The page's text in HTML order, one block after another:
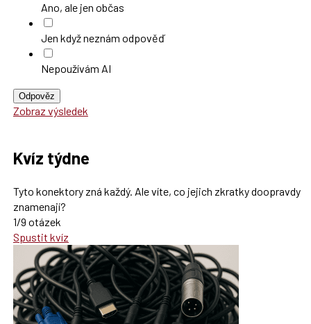
Ano, ale jen občas
Jen když neznám odpověď
Nepoužívám AI
Odpověz
Zobraz výsledek
Kvíz týdne
Tyto konektory zná každý. Ale víte, co jejich zkratky doopravdy
znamenají?
1/9 otázek
Spustit kvíz